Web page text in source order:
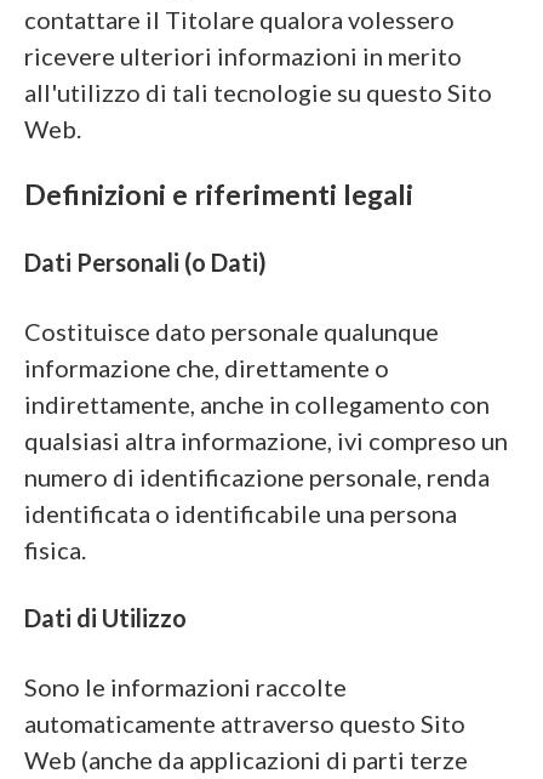
contattare il Titolare qualora volessero
ricevere ulteriori informazioni in merito
all'utilizzo di tali tecnologie su questo Sito
Web.
Definizioni e riferimenti legali
Dati Personali (o Dati)
Costituisce dato personale qualunque
informazione che, direttamente o
indirettamente, anche in collegamento con
qualsiasi altra informazione, ivi compreso un
numero di identificazione personale, renda
identificata o identificabile una persona
fisica.
Dati di Utilizzo
Sono le informazioni raccolte
automaticamente attraverso questo Sito
Web (anche da applicazioni di parti terze